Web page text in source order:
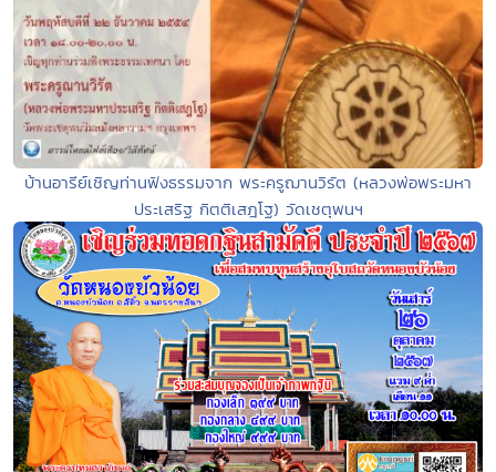
บ้านอารีย์เชิญท่านฟังธรรมจาก พระครูฌานวิรัต (หลวงพ่อพระมหา
ประเสริฐ กิตติเสฎโฐ) วัดเชตุพนฯ